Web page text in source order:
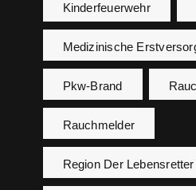
Kinderfeuerwehr
Medizinische
Pkw-Brand
Rauchmelder
Region Der Lebensretter